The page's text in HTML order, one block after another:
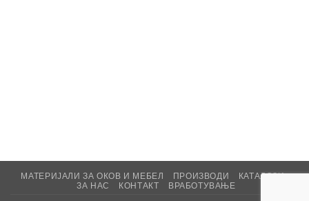
МАТЕРИЈАЛИ ЗА ОКОВ И МЕБЕЛ ПРОИЗВОДИ
КАТАЛОЗИ
ЗА НАС
КОНТАКТ ВРАБОТУВАЊЕ